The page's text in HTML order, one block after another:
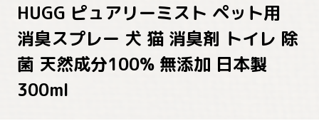
HUGG ピュアリーミスト ペット用
消臭スプレー 犬 猫 消臭剤 トイレ 除
菌 天然成分100% 無添加 日本製
300ml